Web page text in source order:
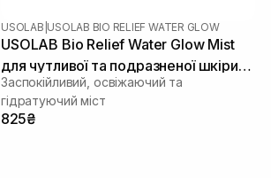
USOLAB USOLAB BIO RELIEF WATER GLOW
USOLAB Bio Relief Water Glow Mist
для чутливої та подразненої шкіри
100 мл
Заспокійливий, освіжаючий та
гідратуючий міст
825₴